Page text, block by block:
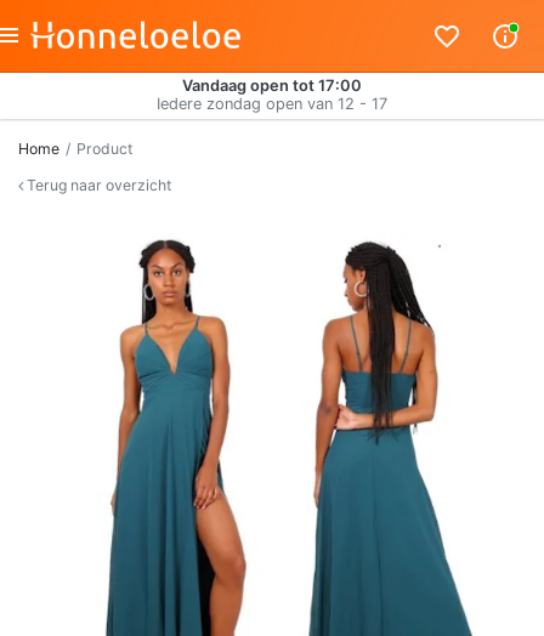
Vandaag open tot 17:00
Iedere zondag open van 12 - 17
Home
Product
Terug naar overzicht